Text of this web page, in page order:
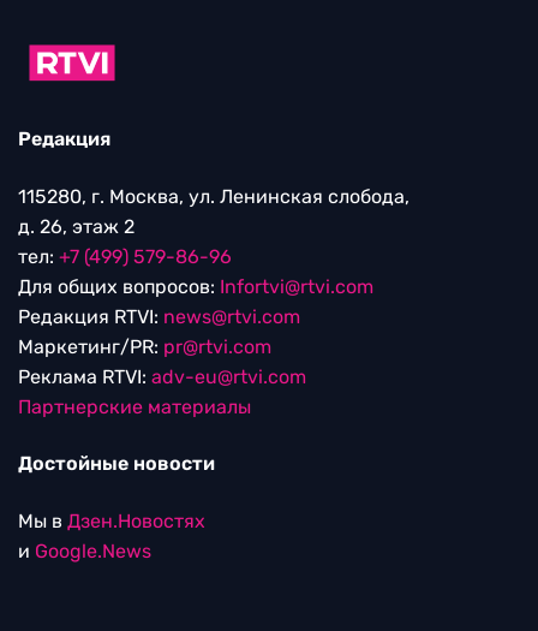
Редакция
115280, г. Москва, ул. Ленинская слобода,
д. 26, этаж 2
тел: +7 (499) 579-86-96
Для общих вопросов: Infortvi@rtvi.com
Редакция RTVI: news@rtvi.com
Маркетинг/PR: pr@rtvi.com
Реклама RTVI: adv-eu@rtvi.com
Партнерские материалы
Достойные новости
Мы в Дзен.Новостях
и Google.News